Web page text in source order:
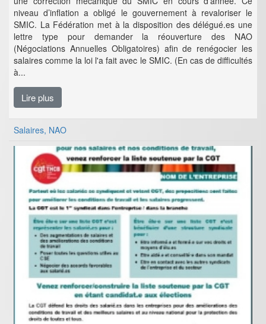
niveau d’inflation a obligé le gouvernement à revaloriser le
SMIC. La Fédération met à la disposition des délégué.es une
lettre type pour demander la réouverture des NAO
(Négociations Annuelles Obligatoires) afin de renégocier les
salaires comme la loi l'a fait avec le SMIC. (En cas de difficultés
à...
Lire plus
Salaires, NAO